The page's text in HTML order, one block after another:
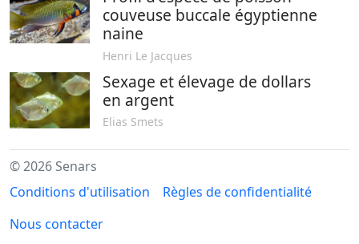
couveuse buccale égyptienne
naine
Henri Le Jacques
Sexage et élevage de dollars
en argent
Elias Smets
© 2026 Senars
Conditions d'utilisation
Règles de confidentialité
Nous contacter